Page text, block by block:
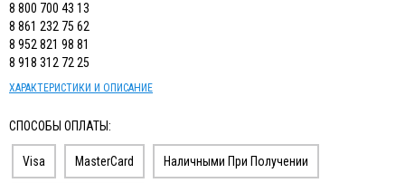
8 800 700 43 13
8 861 232 75 62
8 952 821 98 81
8 918 312 72 25
ХАРАКТЕРИСТИКИ И ОПИСАНИЕ
СПОСОБЫ ОПЛАТЫ:
Visa MasterCard Наличными При Получении